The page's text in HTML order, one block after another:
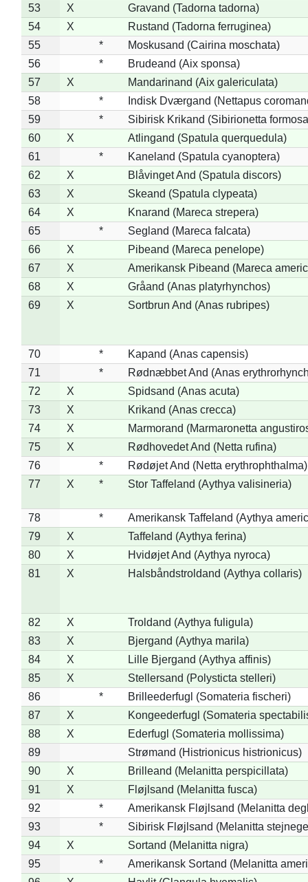
53
X
Gravand (Tadorna tadorna)
54
X
Rustand (Tadorna ferruginea)
55
*
Moskusand (Cairina moschata)
56
*
Brudeand (Aix sponsa)
57
X
Mandarinand (Aix galericulata)
58
*
Indisk Dværgand (Nettapus
59
*
Sibirisk Krikand (Sibirionetta
60
X
Atlingand (Spatula querquedula)
61
*
Kaneland (Spatula cyanoptera)
62
X
Blåvinget And (Spatula discors)
63
X
Skeand (Spatula clypeata)
64
X
Knarand (Mareca strepera)
65
*
Segland (Mareca falcata)
66
X
Pibeand (Mareca penelope)
67
X
Amerikansk Pibeand (Mareca
68
X
Gråand (Anas platyrhynchos)
69
X Sortbrun And (Anas rubripes)
70 *
Kapand (Anas capensis)
71
*
Rødnæbbet And (Anas
72
X
Spidsand (Anas acuta)
73
X
Krikand (Anas crecca)
74
X
Marmorand (Marmaronetta
75
X
Rødhovedet And (Netta rufina)
76
*
Rødøjet And (Netta erythrophthalma)
77
X * Stor Taffeland (Aythya valisineria)
78 *
Amerikansk Taffeland (Aythya
79
X
Taffeland (Aythya ferina)
80
X
Hvidøjet And (Aythya nyroca)
81
X Halsbåndstroldand (Aythya collaris)
82 X
Troldand (Aythya fuligula)
83
X
Bjergand (Aythya marila)
84
X
Lille Bjergand (Aythya affinis)
85
X
Stellersand (Polysticta stelleri)
86
*
Brilleederfugl (Somateria fischeri)
87
X
Kongeederfugl (Somateria
88
X
Ederfugl (Somateria mollissima)
89
Strømand (Histrionicus histrionicus)
90
X
Brilleand (Melanitta perspicillata)
91
X
Fløjlsand (Melanitta fusca)
92
*
Amerikansk Fløjlsand (Melanitta
93
*
Sibirisk Fløjlsand (Melanitta
94
X
Sortand (Melanitta nigra)
95
*
Amerikansk Sortand (Melanitta